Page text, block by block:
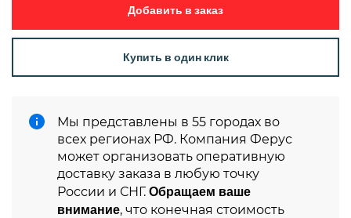
Добавить в заказ
Купить в один клик
Мы представлены в 55 городах во
всех регионах РФ. Компания Ферус
может организовать оперативную
доставку заказа в любую точку
России и СНГ. Обращаем ваше
внимание, что конечная стоимость